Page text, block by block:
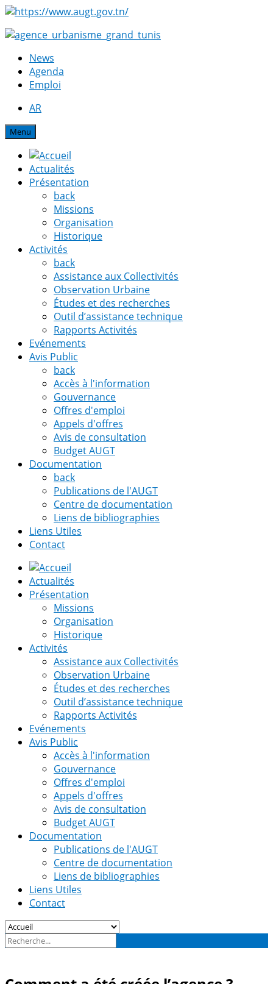
News
Agenda
Emploi
AR
Menu
Actualités
Présentation
back
Missions
Organisation
Historique
Activités
back
Assistance aux Collectivités
Observation Urbaine
Études et des recherches
Outil d’assistance technique
Rapports Activités
Evénements
Avis Public
back
Accès à l'information
Gouvernance
Offres d'emploi
Appels d'offres
Avis de consultation
Budget AUGT
Documentation
back
Publications de l'AUGT
Centre de documentation
Liens de bibliographies
Liens Utiles
Contact
Actualités
Présentation
Missions
Organisation
Historique
Activités
Assistance aux Collectivités
Observation Urbaine
Études et des recherches
Outil d’assistance technique
Rapports Activités
Evénements
Avis Public
Accès à l'information
Gouvernance
Offres d'emploi
Appels d'offres
Avis de consultation
Budget AUGT
Documentation
Publications de l'AUGT
Centre de documentation
Liens de bibliographies
Liens Utiles
Contact